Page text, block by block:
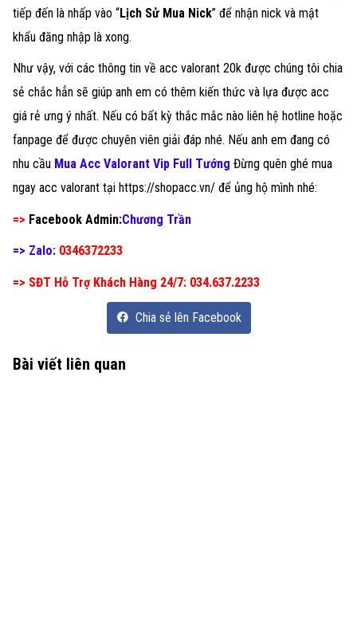
tiếp đến là nhấp vào “Lịch Sử Mua Nick” để nhận nick và mật
khẩu đăng nhập là xong.
Như vậy, với các thông tin về acc valorant 20k được chúng tôi chia
sẻ chắc hẳn sẽ giúp anh em có thêm kiến thức và lựa được acc
giá rẻ ưng ý nhất. Nếu có bất kỳ thắc mắc nào liên hệ hotline hoặc
fanpage để được chuyên viên giải đáp nhé. Nếu anh em đang có
nhu cầu Mua Acc Valorant Vip Full Tướng Đừng quên ghé mua
ngay acc valorant tại https://shopacc.vn/ để ủng hộ mình nhé:
=> Facebook Admin:Chương Trần
=> Zalo: 0346372233
=> SĐT Hỗ Trợ Khách Hàng 24/7: 034.637.2233
Chia sẻ lên Facebook
Bài viết liên quan